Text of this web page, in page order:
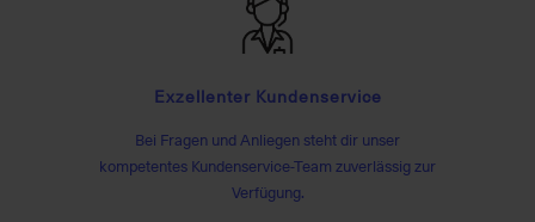
Exzellenter Kundenservice
Bei Fragen und Anliegen steht dir unser
kompetentes Kundenservice-Team zuverlässig zur
Verfügung.